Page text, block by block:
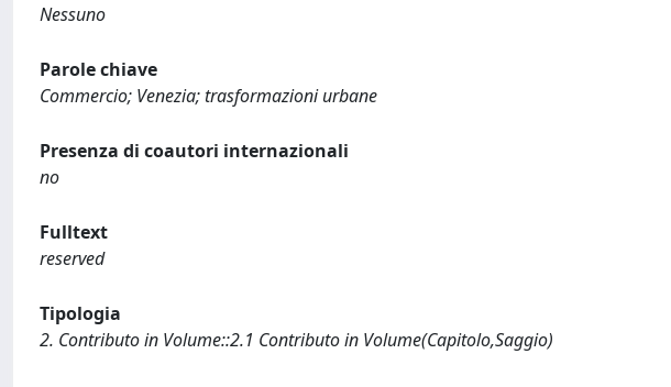
Nessuno
Parole chiave
Commercio; Venezia; trasformazioni urbane
Presenza di coautori internazionali
no
Fulltext
reserved
Tipologia
2. Contributo in Volume::2.1 Contributo in Volume(Capitolo,Saggio)